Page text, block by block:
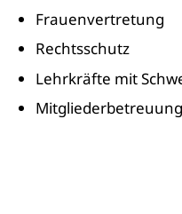
Frauenvertretung
Rechtsschutz
Lehrkräfte mit
Mitgliederbetreuung